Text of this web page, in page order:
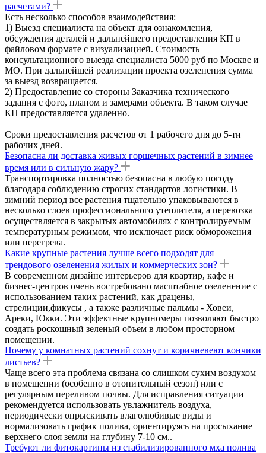
расчетами?
Есть несколько способов взаимодействия:
1) Выезд специалиста на объект для ознакомления,
обсуждения деталей и дальнейшего предоставления КП в
файловом формате с визуализацией. Стоимость
консультационного выезда специалиста 5000 руб по Москве и
МО. При дальнейшей реализации проекта озеленения сумма
за выезд возвращается.
2) Предоставление со стороны Заказчика технического
задания с фото, планом и замерами объекта. В таком случае
КП предоставляется удаленно.
Сроки предоставления расчетов от 1 рабочего дня до 5-ти
рабочих дней.
Безопасна ли доставка живых горшечных растений в зимнее
время или в сильную жару?
Транспортировка полностью безопасна в любую погоду
благодаря соблюдению строгих стандартов логистики. В
зимний период все растения тщательно упаковываются в
несколько слоев профессионального утеплителя, а перевозка
осуществляется в закрытых автомобилях с контролируемым
температурным режимом, что исключает риск обморожения
или перегрева.
Какие крупные растения лучше всего подходят для
трендового озеленения жилых и коммерческих зон?
В современном дизайне интерьеров для квартир, кафе и
бизнес-центров очень востребовано масштабное озеленение с
использованием таких растений, как драцены,
стрелиции,фикусы , а также различные пальмы - Ховеи,
Ареки, Юкки. Эти эффектные крупномеры позволяют быстро
создать роскошный зеленый объем в любом просторном
помещении.
Почему у комнатных растений сохнут и коричневеют кончики
листьев?
Чаще всего эта проблема связана со слишком сухим воздухом
в помещении (особенно в отопительный сезон) или с
регулярным переливом почвы. Для исправления ситуации
рекомендуется использовать увлажнитель воздуха,
периодически опрыскивать влаголюбивые виды и
нормализовать график полива, ориентируясь на просыхание
верхнего слоя земли на глубину 7-10 см..
Требуют ли фитокартины из стабилизированного мха полива